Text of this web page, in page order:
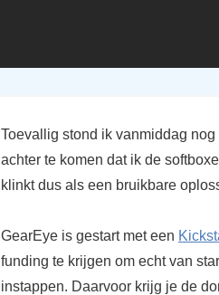
Toevallig stond ik vanmiddag
achter te komen dat ik de
klinkt dus als een bruikbare
GearEye is gestart met een
funding te krijgen om echt van
instappen. Daarvoor krijg je de